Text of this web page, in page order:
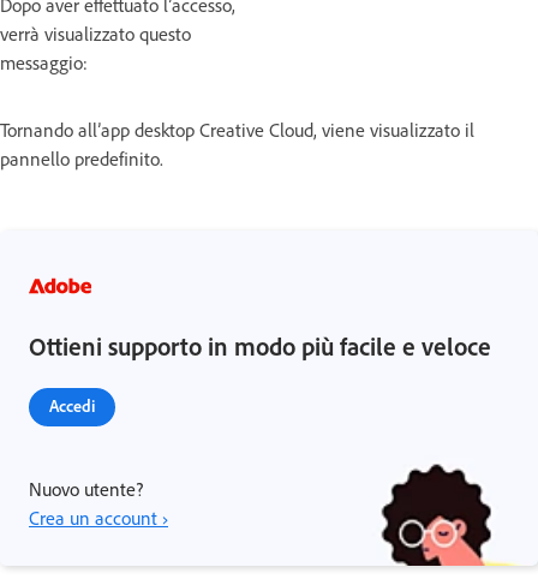
Dopo aver effettuato l’accesso,
verrà visualizzato questo
messaggio:
Tornando all’app desktop Creative Cloud, viene visualizzato il
pannello predefinito.
Ottieni supporto in modo più facile e veloce
Accedi
Nuovo utente?
Crea un account ›